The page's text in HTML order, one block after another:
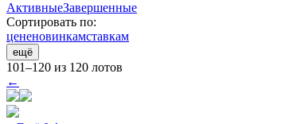
АктивныеЗавершенные
Сортировать по:
цененовинкамставкам
ещё
101–120 из 120 лотов
←